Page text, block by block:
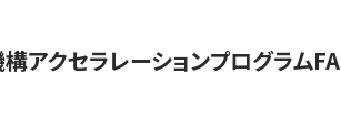
アクセラレーションプログラム